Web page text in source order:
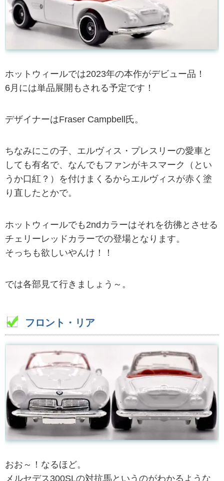
ホットウィールでは2023年の本作がデビュー品！
6月には単品展開もされる予定です！
デザイナーはFraser Campbell氏。
ちなみにこの子、エルヴィス・プレスリーの愛車と
しても有名で、なんでもファンがキスマーク（とい
うか口紅？）を付けまくるからエルヴィスが赤く塗
り直したとかで。
ホットウィールでも2ndカラーはそれを彷彿とさせる
チェリーレッドカラーでの登場となります。
そっちも欲しいやんけ！！
では各部見て行きましょう～。
フロント・リア
おお～！なるほど。
メルセデス300SLの対抗馬というのがわかるような